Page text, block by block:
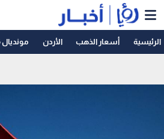
الرئيسية أسعار الذهب الأردن مونديال 2026